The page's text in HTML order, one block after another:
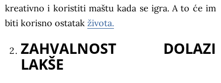
kreativno i koristiti maštu kada se igra. A to će im
biti korisno ostatak života.
ZAHVALNOST DOLAZI
LAKŠE